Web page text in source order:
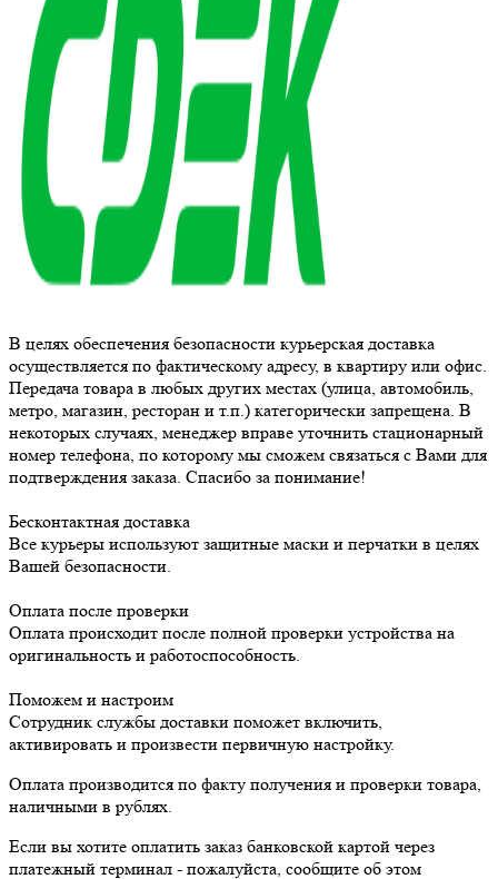
В целях обеспечения безопасности курьерская доставка
осуществляется по фактическому адресу, в квартиру или офис.
Передача товара в любых других местах (улица, автомобиль,
метро, магазин, ресторан и т.п.) категорически запрещена. В
некоторых случаях, менеджер вправе уточнить стационарный
номер телефона, по которому мы сможем связаться с Вами для
подтверждения заказа. Спасибо за понимание!
Бесконтактная доставка
Все курьеры используют защитные маски и перчатки в целях
Вашей безопасности.
Оплата после проверки
Оплата происходит после полной проверки устройства на
оригинальность и работоспособность.
Поможем и настроим
Сотрудник службы доставки поможет включить,
активировать и произвести первичную настройку.
Оплата производится по факту получения и проверки товара,
наличными в рублях.
Если вы хотите оплатить заказ банковской картой через
платежный терминал - пожалуйста, сообщите об этом